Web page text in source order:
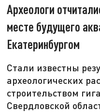
Археологи
месте будущего
Екатеринбургом
Стали известны
археологических
строительством
Свердловской